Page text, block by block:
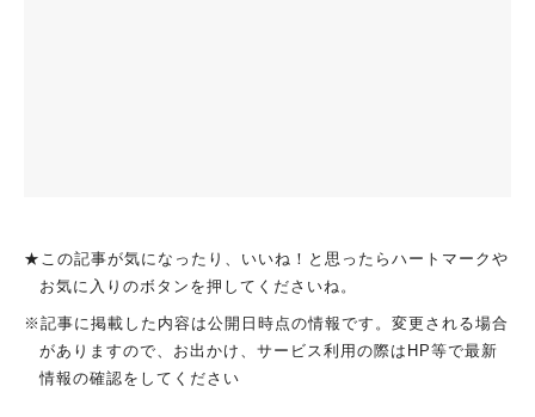
★この記事が気になったり、いいね！と思ったらハートマークや
お気に入りのボタンを押してくださいね。
※記事に掲載した内容は公開日時点の情報です。変更される場合
がありますので、お出かけ、サービス利用の際はHP等で最新
情報の確認をしてください